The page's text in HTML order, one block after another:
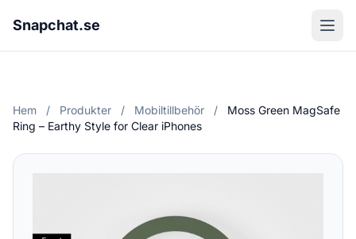
Snapchat.se
Hem / Produkter / Mobiltillbehör /
Moss Green MagSafe
Ring – Earthy Style for Clear iPhones